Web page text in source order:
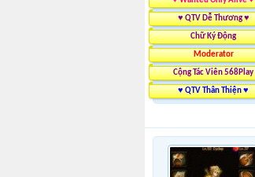
♥ QTV Dễ Thương ♥
Chữ Ký Động
Moderator
Cộng Tác Viên 568Play
♥ QTV Thân Thiện ♥